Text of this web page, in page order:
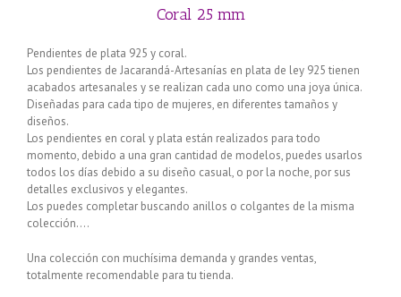
Coral 25 mm
Pendientes de plata 925 y coral.
Los pendientes de Jacarandá-Artesanías en plata de ley 925 tienen
acabados artesanales y se realizan cada uno como una joya única.
Diseñadas para cada tipo de mujeres, en diferentes tamaños y
diseños.
Los pendientes en coral y plata están realizados para todo
momento, debido a una gran cantidad de modelos, puedes usarlos
todos los días debido a su diseño casual, o por la noche, por sus
detalles exclusivos y elegantes.
Los puedes completar buscando anillos o colgantes de la misma
colección….
Una colección con muchísima demanda y grandes ventas,
totalmente recomendable para tu tienda.